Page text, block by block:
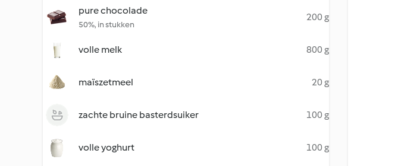
pure chocolade
50%, in stukken
200 g
volle melk 800 g
maïszetmeel 20 g
zachte bruine basterdsuiker 100 g
volle yoghurt 100 g